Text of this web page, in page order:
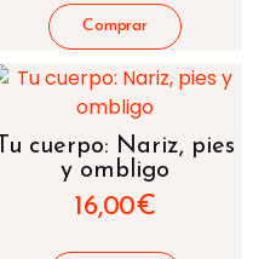
Tu cuerpo: Nariz, pies
y ombligo
16,00€